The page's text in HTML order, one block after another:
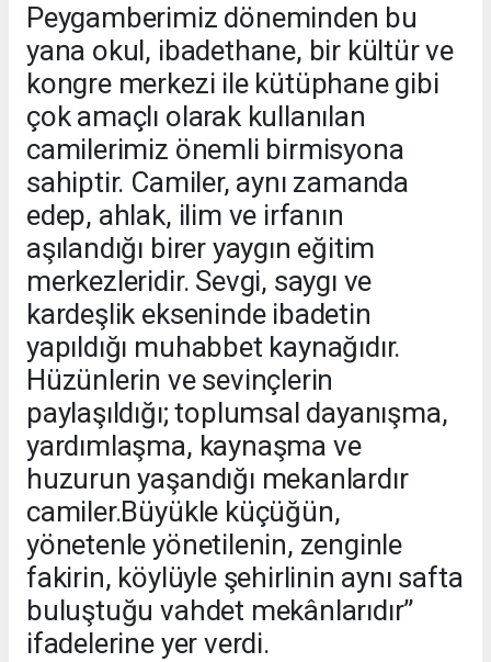
Peygamberimiz döneminden bu
yana okul, ibadethane, bir kültür ve
kongre merkezi ile kütüphane gibi
çok amaçlı olarak kullanılan
camilerimiz önemli birmisyona
sahiptir. Camiler, aynı zamanda
edep, ahlak, ilim ve irfanın
aşılandığı birer yaygın eğitim
merkezleridir. Sevgi, saygı ve
kardeşlik ekseninde ibadetin
yapıldığı muhabbet kaynağıdır.
Hüzünlerin ve sevinçlerin
paylaşıldığı; toplumsal dayanışma,
yardımlaşma, kaynaşma ve
huzurun yaşandığı mekanlardır
camiler.Büyükle küçüğün,
yönetenle yönetilenin, zenginle
fakirin, köylüyle şehirlinin aynı safta
buluştuğu vahdet mekânlarıdır”
ifadelerine yer verdi.